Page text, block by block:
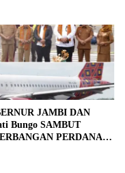
JAMBI DAN
Bungo SAMBUT
PERDANA